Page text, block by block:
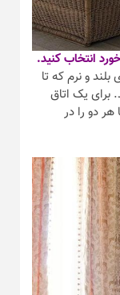
و نرم که تا
برای یک اتاق
هر دو را در